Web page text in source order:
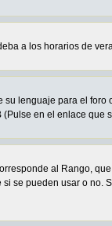
a los horarios de
lenguaje para el
en el enlace que
al Rango,
se pueden usar o